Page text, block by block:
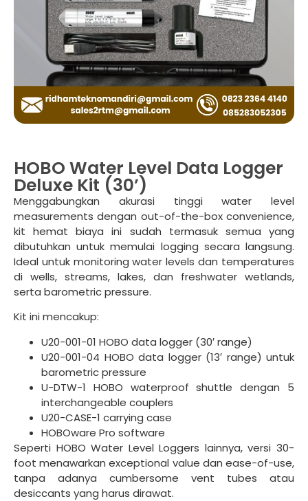
HOBO Water Level Data Logger
Deluxe Kit (30’)
Menggabungkan akurasi tinggi water level
measurements dengan out-of-the-box convenience,
kit hemat biaya ini sudah termasuk semua yang
dibutuhkan untuk memulai logging secara langsung.
Ideal untuk monitoring water levels dan temperatures
di wells, streams, lakes, dan freshwater wetlands,
serta barometric pressure.
Kit ini mencakup:
U20-001-01 HOBO data logger (30′ range)
U20-001-04 HOBO data logger (13′ range) untuk
barometric pressure
U-DTW-1 HOBO waterproof shuttle dengan 5
interchangeable couplers
U20-CASE-1 carrying case
HOBOware Pro software
Seperti HOBO Water Level Loggers lainnya, versi 30-
foot menawarkan exceptional value dan ease-of-use,
tanpa adanya cumbersome vent tubes atau
desiccants yang harus dirawat.